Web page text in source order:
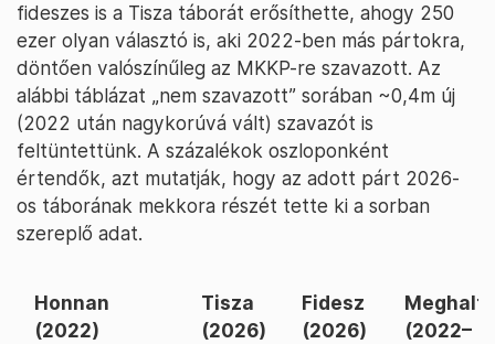
fideszes is a Tisza táborát erősíthette, ahogy 250
ezer olyan választó is, aki 2022-ben más pártokra,
döntően valószínűleg az MKKP-re szavazott. Az
alábbi táblázat „nem szavazott” sorában ~0,4m új
(2022 után nagykorúvá vált) szavazót is
feltüntettünk. A százalékok oszloponként
értendők, azt mutatják, hogy az adott párt 2026-
os táborának mekkora részét tette ki a sorban
szereplő adat.
Honnan
(2022)
Tisza
(2026)
Fidesz
(2026)
Meghalt
(2022–